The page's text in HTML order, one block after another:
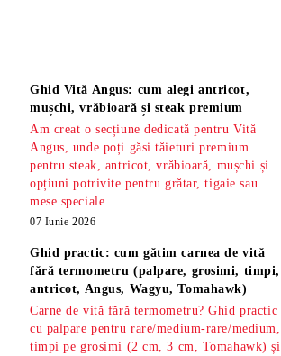
Ghid Vită Angus: cum alegi antricot,
mușchi, vrăbioară și steak premium
Am creat o secțiune dedicată pentru Vită
Angus, unde poți găsi tăieturi premium
pentru steak, antricot, vrăbioară, mușchi și
opțiuni potrivite pentru grătar, tigaie sau
mese speciale.
07 Iunie 2026
Ghid practic: cum gătim carnea de vită
fără termometru (palpare, grosimi, timpi,
antricot, Angus, Wagyu, Tomahawk)
Carne de vită fără termometru? Ghid practic
cu palpare pentru rare/medium-rare/medium,
timpi pe grosimi (2 cm, 3 cm, Tomahawk) și